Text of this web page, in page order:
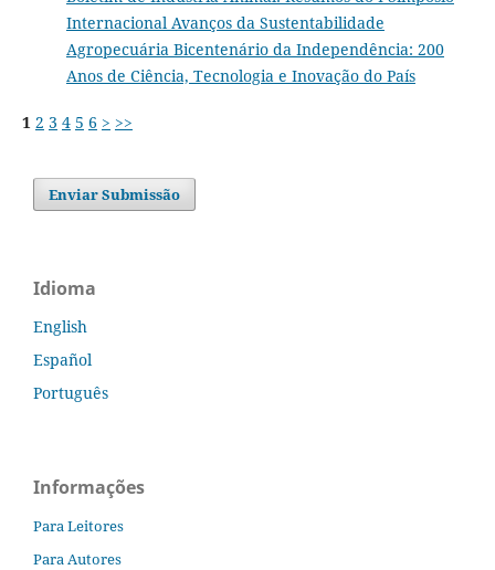
Internacional Avanços da Sustentabilidade
Agropecuária Bicentenário da Independência: 200
Anos de Ciência, Tecnologia e Inovação do País
1 2 3 4 5 6 > >>
Enviar Submissão
Idioma
English
Español
Português
Informações
Para Leitores
Para Autores